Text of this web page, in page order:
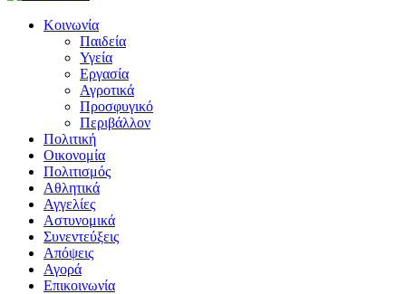
Κοινωνία
Παιδεία
Υγεία
Εργασία
Αγροτικά
Προσφυγικό
Περιβάλλον
Πολιτική
Οικονομία
Πολιτισμός
Αθλητικά
Αγγελίες
Αστυνομικά
Συνεντεύξεις
Απόψεις
Αγορά
Επικοινωνία